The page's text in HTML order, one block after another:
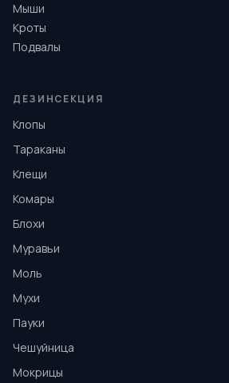
Мыши
Кроты
Подвалы
ДЕЗИНСЕКЦИЯ
Клопы
Тараканы
Клещи
Комары
Блохи
Муравьи
Моль
Мухи
Пауки
Чешуйница
Мокрицы